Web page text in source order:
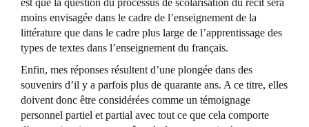
est que la question du processus de scolarisation du récit sera
moins envisagée dans le cadre de l’enseignement de la
littérature que dans le cadre plus large de l’apprentissage des
types de textes dans l’enseignement du français.
Enfin, mes réponses résultent d’une plongée dans des
souvenirs d’il y a parfois plus de quarante ans. A ce titre, elles
doivent donc être considérées comme un témoignage
personnel partiel et partial avec tout ce que cela comporte